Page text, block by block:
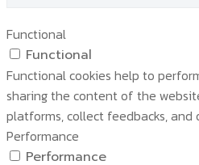
Functional
Functional
Functional cookies help to
sharing the content of the
platforms, collect feedbacks,
Performance
Performance